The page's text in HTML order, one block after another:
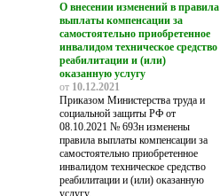
О внесении изменений в правила
выплаты компенсации за
самостоятельно приобретенное
инвалидом техническое средство
реабилитации и (или)
оказанную услугу
от 10.12.2021
Приказом Министерства труда и
социальной защиты РФ от
08.10.2021 № 693н изменены
правила выплаты компенсации за
самостоятельно приобретенное
инвалидом техническое средство
реабилитации и (или) оказанную
услугу.